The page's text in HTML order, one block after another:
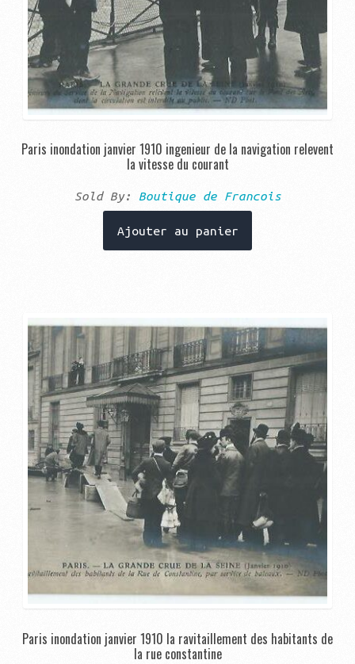
Paris inondation janvier 1910 ingenieur de la navigation relevent
la vitesse du courant
Sold By: Boutique de Francois
Ajouter au panier
Paris inondation janvier 1910 la ravitaillement des habitants de
la rue constantine